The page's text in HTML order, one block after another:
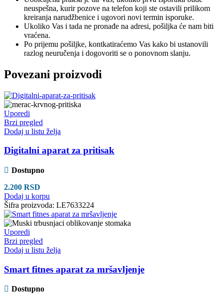
neuspešna, kurir pozove na telefon koji ste ostavili prilikom
kreiranja narudžbenice i ugovori novi termin isporuke.
Ukoliko Vas i tada ne pronađe na adresi, pošiljka će nam biti
vraćena.
Po prijemu pošiljke, kontkatiraćemo Vas kako bi ustanovili
razlog neuručenja i dogovoriti se o ponovnom slanju.
Povezani proizvodi
Uporedi
Brzi pregled
Dodaj u listu želja
Digitalni aparat za pritisak
Dostupno
2.200 RSD
Dodaj u korpu
Šifra proizvoda: LE7633224
Uporedi
Brzi pregled
Dodaj u listu želja
Smart fitnes aparat za mršavljenje
Dostupno